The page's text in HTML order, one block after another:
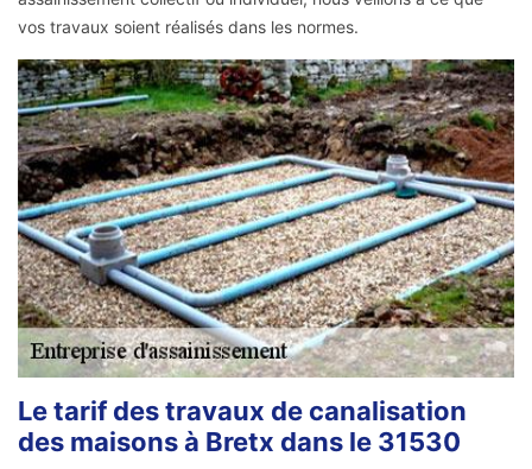
vos travaux soient réalisés dans les normes.
Le tarif des travaux de canalisation
des maisons à Bretx dans le 31530